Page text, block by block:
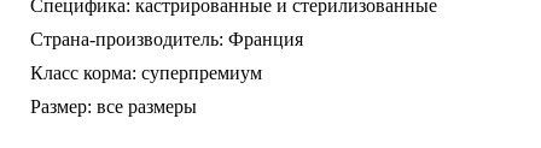
Специфика: кастрированные и стерилизованные
Страна-производитель: Франция
Класс корма: суперпремиум
Размер: все размеры